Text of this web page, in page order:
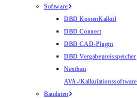
Software
DBD KostenKalkül
DBD Connect
DBD CAD-Plugin
DBD Vergabepreisspeicher
Nextbau
AVA-/Kalkulationssoftware
Baudaten